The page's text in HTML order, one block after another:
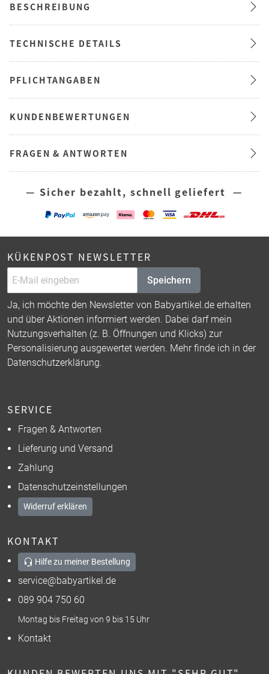
BESCHREIBUNG
TECHNISCHE DETAILS
PFLICHTANGABEN
KUNDENBEWERTUNGEN
FRAGEN & ANTWORTEN
— Sicher bezahlt, schnell geliefert —
KÜKENPOST NEWSLETTER
Speichern
Ja, ich möchte den Newsletter von Babyartikel.de erhalten
und über Aktionen informiert werden. Dabei darf mein
Nutzungsverhalten (z. B. Öffnungen und Klicks) zur
Personalisierung ausgewertet werden. Mehr finde ich in der
Datenschutzerklärung.
SERVICE
Fragen & Antworten
Lieferung und Versand
Zahlung
Datenschutzeinstellungen
Widerruf erklären
KONTAKT
Hilfe zu meiner Bestellung
service@babyartikel.de
089 904 750 60
Montag bis Freitag von 9 bis 15 Uhr
Kontakt